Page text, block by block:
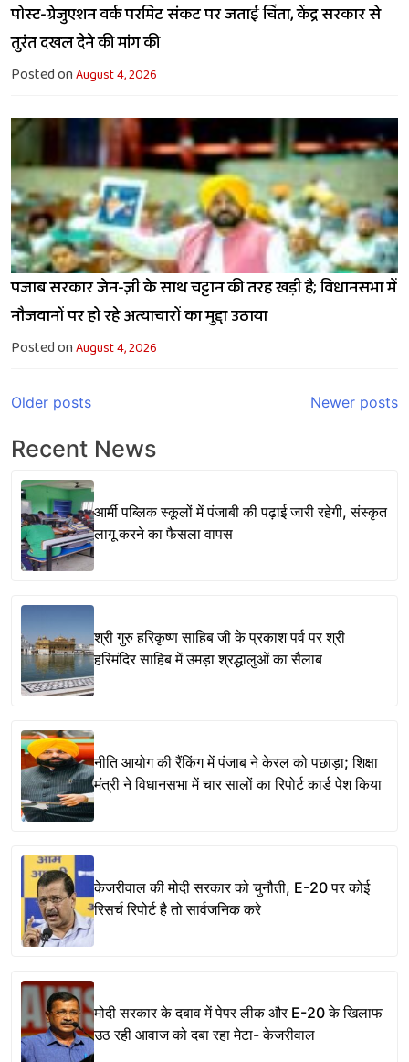
पोस्ट-ग्रेजुएशन वर्क परमिट संकट पर जताई चिंता, केंद्र सरकार से
तुरंत दखल देने की मांग की
Posted onAugust 4, 2026
पजाब सरकार जेन-ज़ी के साथ चट्टान की तरह खड़ी है; विधानसभा में
नौजवानों पर हो रहे अत्याचारों का मुद्दा उठाया
Posted onAugust 4, 2026
Posts
Older posts Newer posts
Recent News
आर्मी पब्लिक स्कूलों में पंजाबी की पढ़ाई जारी रहेगी, संस्कृत
लागू करने का फैसला वापस
श्री गुरु हरिकृष्ण साहिब जी के प्रकाश पर्व पर श्री
हरिमंदिर साहिब में उमड़ा श्रद्धालुओं का सैलाब
नीति आयोग की रैंकिंग में पंजाब ने केरल को पछाड़ा; शिक्षा
मंत्री ने विधानसभा में चार सालों का रिपोर्ट कार्ड पेश किया
केजरीवाल की मोदी सरकार को चुनौती, E-20 पर कोई
रिसर्च रिपोर्ट है तो सार्वजनिक करे
मोदी सरकार के दबाव में पेपर लीक और E-20 के खिलाफ
उठ रही आवाज को दबा रहा मेटा- केजरीवाल